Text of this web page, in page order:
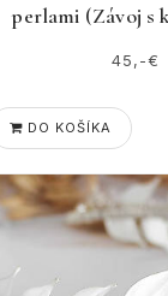
perlami (Závoj s
45,-€
DO KOŠÍKA